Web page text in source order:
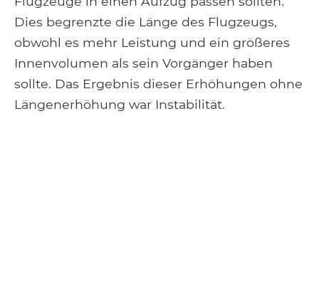
Dies begrenzte die Länge des Flugzeugs,
obwohl es mehr Leistung und ein größeres
Innenvolumen als sein Vorgänger haben
sollte. Das Ergebnis dieser Erhöhungen ohne
Längenerhöhung war Instabilität.